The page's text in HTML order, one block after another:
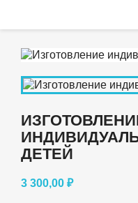
ДЕТЕЙ
3 300,00 ₽